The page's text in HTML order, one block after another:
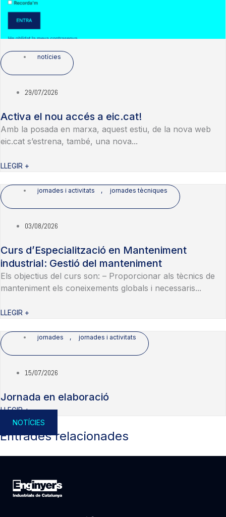
notícies
29/07/2026
Activa el nou accés a eic.cat!
Amb la posada en marxa, aquest estiu, de la nova web
eic.cat s’estrena, també, una nova...
LLEGIR +
jornades i activitats , jornades tècniques
03/08/2026
Curs d’Especialització en Manteniment
industrial: Gestió del manteniment
Els objectius del curs son: – Proporcionar als tècnics de
manteniment els coneixements globals i necessaris...
LLEGIR +
jornades , jornades i activitats
15/07/2026
Jornada en elaboració
LLEGIR +
NOTÍCIES
Entrades relacionades